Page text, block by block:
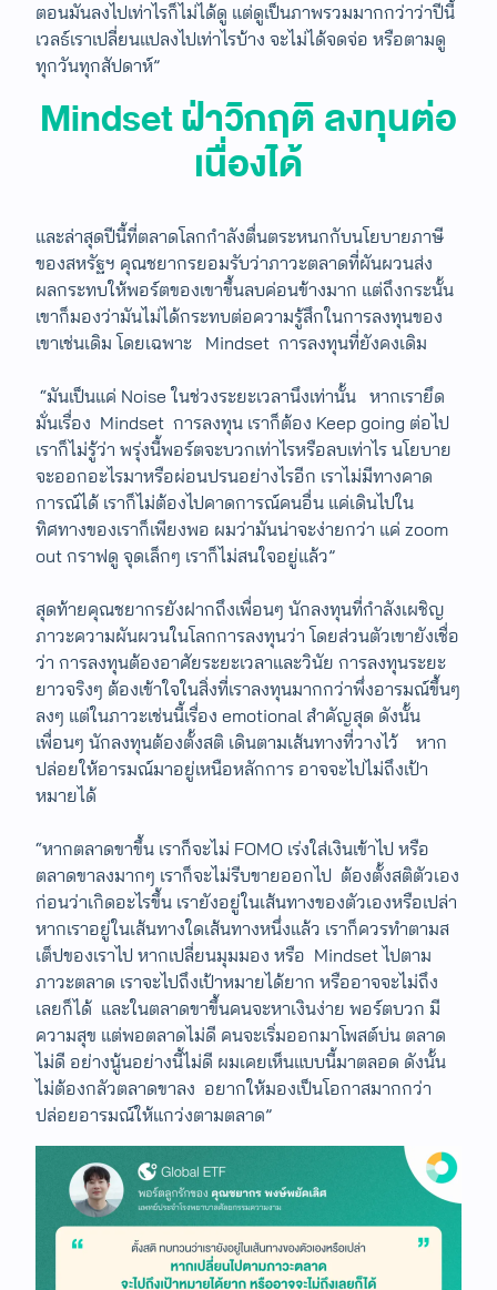
ตอนมันลงไปเท่าไรก็ไม่ได้ดู แต่ดูเป็นภาพรวมมากกว่าว่าปีนี้
เวลธ์เราเปลี่ยนแปลงไปเท่าไรบ้าง จะไม่ได้จดจ่อ หรือตามดู
ทุกวันทุกสัปดาห์”
Mindset ฝ่าวิกฤติ ลงทุนต่อ
เนื่องได้
และล่าสุดปีนี้ที่ตลาดโลกกำลังตื่นตระหนกกับนโยบายภาษี
ของสหรัฐฯ ​คุณชยากรยอมรับว่าภาวะตลาดที่ผันผวนส่ง
ผลกระทบให้พอร์ตของเขาขึ้นลบค่อนข้างมาก แต่ถึงกระนั้น
เขาก็มองว่ามันไม่ได้กระทบต่อความรู้สึกในการลงทุนของ
เขาเช่นเดิม โดยเฉพาะ Mindset การลงทุนที่ยังคงเดิม
“มันเป็นแค่ Noise ในช่วงระยะเวลานึงเท่านั้น หากเรายึด
มั่นเรื่อง Mindset การลงทุน เราก็ต้อง Keep going ต่อไป
เราก็ไม่รู้ว่า พรุ่งนี้พอร์ตจะบวกเท่าไรหรือลบเท่าไร นโยบาย
จะออกอะไรมาหรือผ่อนปรนอย่างไรอีก เราไม่มีทางคาด
การณ์ได้ เราก็ไม่ต้องไปคาดการณ์คนอื่น แค่เดินไปใน
ทิศทางของเราก็เพียงพอ ผมว่ามันน่าจะง่ายกว่า แค่ zoom
out กราฟดู จุดเล็กๆ เราก็ไม่สนใจอยู่แล้ว”
สุดท้ายคุณชยากรยังฝากถึงเพื่อนๆ นักลงทุนที่กำลังเผชิญ
ภาวะความผันผวนในโลกการลงทุนว่า โดยส่วนตัวเขายังเชื่อ
ว่า การลงทุนต้องอาศัยระยะเวลาและวินัย การลงทุนระยะ
ยาวจริงๆ ต้องเข้าใจในสิ่งที่เราลงทุนมากกว่าพึ่งอารมณ์ขึ้นๆ
ลงๆ แต่ในภาวะเช่นนี้เรื่อง emotional สำคัญสุด ดังนั้น
เพื่อนๆ นักลงทุนต้องตั้งสติ เดินตามเส้นทางที่วางไว้ หาก
ปล่อยให้อารมณ์มาอยู่เหนือหลักการ อาจจะไปไม่ถึงเป้า
หมายได้
“หากตลาดขาขึ้น เราก็จะไม่ FOMO เร่งใส่เงินเข้าไป หรือ
ตลาดขาลงมากๆ เราก็จะไม่รีบขายออกไป ต้องตั้งสติตัวเอง
ก่อนว่าเกิดอะไรขึ้น เรายังอยู่ในเส้นทางของตัวเองหรือเปล่า
หากเราอยู่ในเส้นทางใดเส้นทางหนึ่งแล้ว เราก็ควรทำตามส
เต็ปของเราไป หากเปลี่ยนมุมมอง หรือ Mindset ไปตาม
ภาวะตลาด เราจะไปถึงเป้าหมายได้ยาก หรืออาจจะไม่ถึง
เลยก็ได้ และในตลาดขาขึ้นคนจะหาเงินง่าย พอร์ตบวก มี
ความสุข แต่พอตลาดไม่ดี คนจะเริ่มออกมาโพสต์บ่น ตลาด
ไม่ดี อย่างนู้นอย่างนี้ไม่ดี ผมเคยเห็นแบบนี้มาตลอด ดังนั้น
ไม่ต้องกลัวตลาดขาลง ​อยากให้มองเป็นโอกาสมากกว่า
ปล่อยอารมณ์ให้แกว่งตามตลาด​”